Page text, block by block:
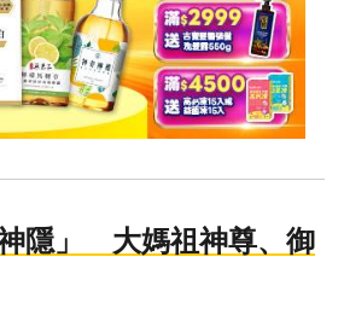
隱」 大媽祖神尊、御